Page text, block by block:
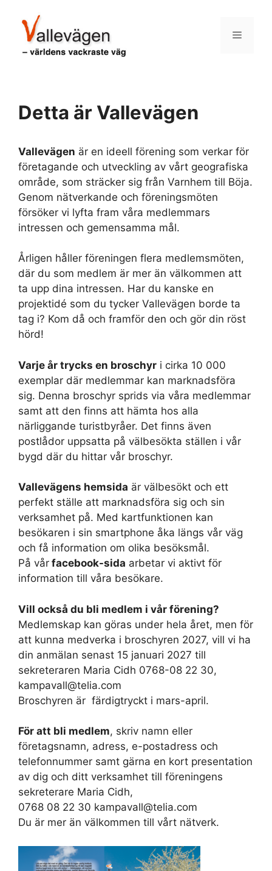
innehåll
Meny
Detta är Vallevägen
Vallevägen är en ideell förening som verkar för
företagande och utveckling av vårt geografiska
område, som sträcker sig från Varnhem till Böja.
Genom nätverkande och föreningsmöten
försöker vi lyfta fram våra medlemmars
intressen och gemensamma mål.
Årligen håller föreningen flera medlemsmöten,
där du som medlem är mer än välkommen att
ta upp dina intressen. Har du kanske en
projektidé som du tycker Vallevägen borde ta
tag i? Kom då och framför den och gör din röst
hörd!
Varje år trycks en broschyr i cirka 10 000
exemplar där medlemmar kan marknadsföra
sig. Denna broschyr sprids via våra medlemmar
samt att den finns att hämta hos alla
närliggande turistbyråer. Det finns även
postlådor uppsatta på välbesökta ställen i vår
bygd där du hittar vår broschyr.
Vallevägens hemsida är välbesökt och ett
perfekt ställe att marknadsföra sig och sin
verksamhet på. Med kartfunktionen kan
besökaren i sin smartphone åka längs vår väg
och få information om olika besöksmål.
På vår facebook-sida arbetar vi aktivt för
information till våra besökare.
Vill också du bli medlem i vår förening?
Medlemskap kan göras under hela året, men för
att kunna medverka i broschyren 2027, vill vi ha
din anmälan senast 15 januari 2027 till
sekreteraren Maria Cidh 0768-08 22 30,
kampavall@telia.com
Broschyren är färdigtryckt i mars-april.
För att bli medlem, skriv namn eller
företagsnamn, adress, e-postadress och
telefonnummer samt gärna en kort presentation
av dig och ditt verksamhet till föreningens
sekreterare Maria Cidh,
0768 08 22 30 kampavall@telia.com
Du är mer än välkommen till vårt nätverk.